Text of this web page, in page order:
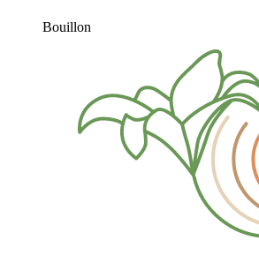
Bouillon